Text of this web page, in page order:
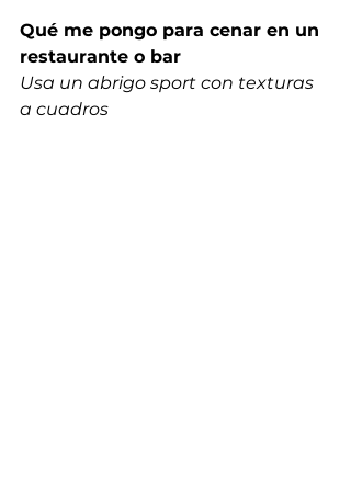
Qué me pongo para cenar en un
restaurante o bar
Usa un abrigo sport con texturas
a cuadros